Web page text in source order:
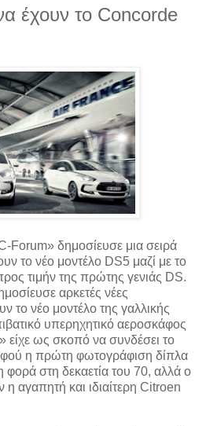
έχουν το Concorde
Forum» δημοσίευσε μια σειρά
το νέο μοντέλο DS5 μαζί με το
τιμήν της πρώτης γενιάς DS.
αρκετές νέες
το νέο μοντέλο της γαλλικής
υπερηχητικό αεροσκάφος
ως σκοπό να συνδέσει το
η πρώτη φωτογράφιση δίπλα
στη δεκαετία του 70, αλλά ο
αγαπητή και ιδιαίτερη Citroen